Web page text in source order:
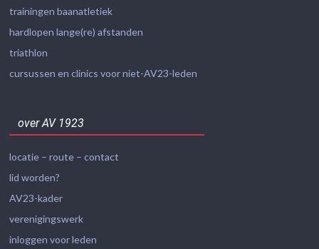
trainingen baanatletiek
hardlopen lange(re) afstanden
triathlon
cursussen en clinics voor niet-AV23-leden
over AV 1923
locatie – route – contact
lid worden?
AV23-kader
verenigingswerk
inloggen voor leden